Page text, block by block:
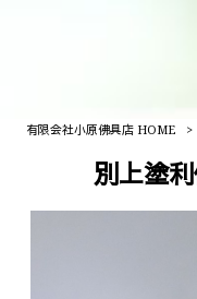
有限会社小原佛具店 HOME >
別上塗